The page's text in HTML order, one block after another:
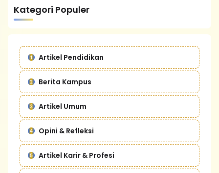
Kategori Populer
Artikel Pendidikan
Berita Kampus
Artikel Umum
Opini & Refleksi
Artikel Karir & Profesi